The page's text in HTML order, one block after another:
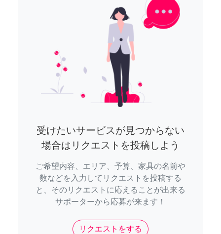
受けたいサービスが見つからない
場合はリクエストを投稿しよう
ご希望内容、エリア、予算、家具の名前や
数などを入力してリクエストを投稿する
と、そのリクエストに応えることが出来る
サポーターから応募が来ます！
リクエストをする